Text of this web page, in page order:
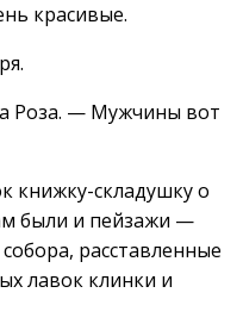
красивые.
Роза. — Мужчины вот
книжку-складушку о
были и пейзажи —
расставленные
лавок клинки и